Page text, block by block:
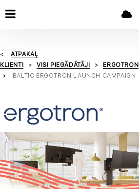
ATPAKAĻ
KLIENTI
VISI PIEGĀDĀTĀJI
ERGOTRON
BALTIC ERGOTRON LAUNCH CAMPAIGN